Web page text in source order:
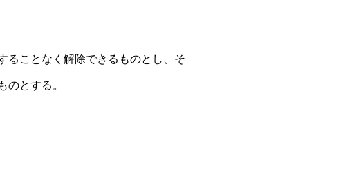
ることなく解除できるものとし、そ
のとする。